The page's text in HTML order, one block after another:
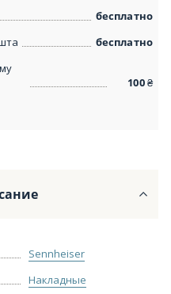
бесплатно
бесплатно
100₴
Sennheiser
Накладные